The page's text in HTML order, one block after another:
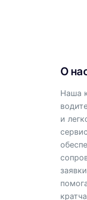
О
Наша
и